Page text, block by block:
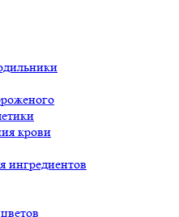
крови
ингредиентов